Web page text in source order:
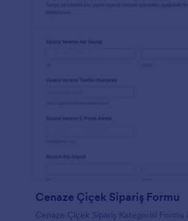
Cenaze Çiçek Sipariş Formu
Cenaze Çiçek Sipariş Kategorisi Formu